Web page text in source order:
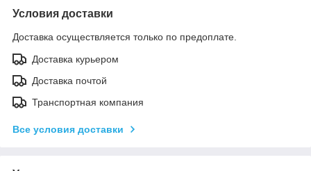
Условия доставки
Доставка осуществляется только по предоплате.
Доставка курьером
Доставка почтой
Транспортная компания
Все условия доставки